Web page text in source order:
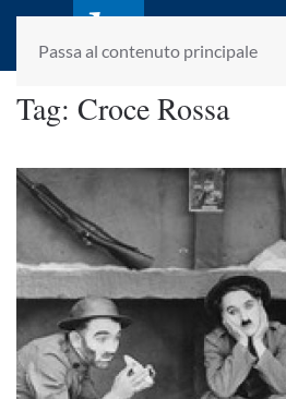
Passa al contenuto principale
fondato da
Tag: Croce Rossa